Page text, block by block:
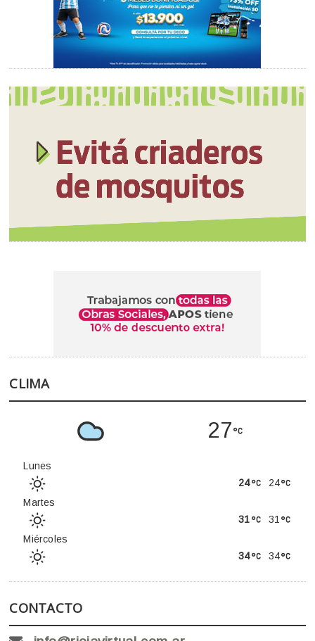
CLIMA
27
Lunes
24
24
Martes
31
31
Miércoles
34
34
CONTACTO